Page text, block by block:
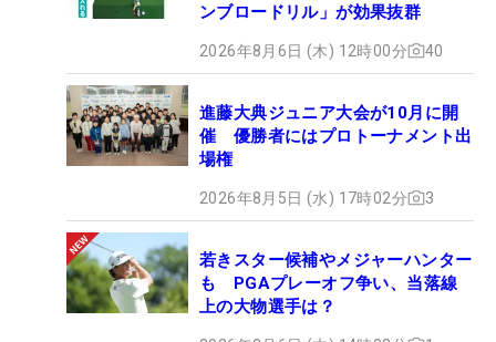
ンブロードリル」が効果抜群
2026年8月6日 (木) 12時00分 40
進藤大典ジュニア大会が10月に開
催 優勝者にはプロトーナメント出
場権
2026年8月5日 (水) 17時02分 3
若きスター候補やメジャーハンター
も PGAプレーオフ争い、当落線
上の大物選手は？